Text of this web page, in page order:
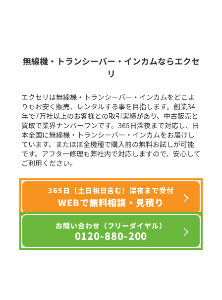
フリーワード入力(製品名等)
選択条件をリセット
無線機・トランシーバー・インカムならエクセ
リ
エクセリは無線機・トランシーバー・インカムをどこよ
りもお安く販売、レンタルする事を目指します。創業34
年で7万社以上のお客様との取引実績があり、中古販売と
買取で業界ナンバーワンです。365日深夜まで対応し、日
本全国に無線機・トランシーバー・インカムをお届けし
ています。またほぼ全機種で購入前の無料お試しが可能
です。アフター修理も弊社内で対応しますので、安心して
ご利用ください。
365日（土日祝日含む）深夜まで受付
WEBで無料相談・見積り
お問い合わせ（フリーダイヤル）
0120-880-200